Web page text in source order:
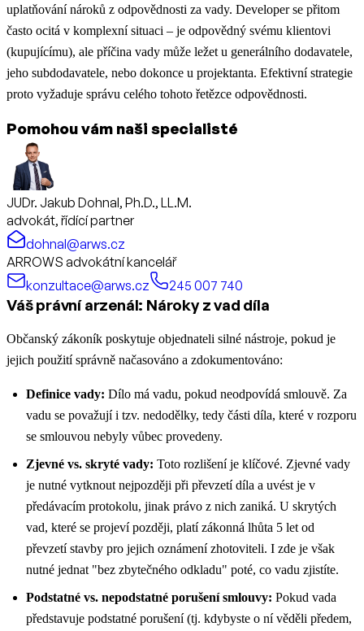
uplatňování nároků z odpovědnosti za vady. Developer se přitom
často ocitá v komplexní situaci – je odpovědný svému klientovi
(kupujícímu), ale příčina vady může ležet u generálního dodavatele,
jeho subdodavatele, nebo dokonce u projektanta. Efektivní strategie
proto vyžaduje správu celého tohoto řetězce odpovědnosti.
Pomohou vám naši specialisté
JUDr. Jakub Dohnal, Ph.D., LL.M.
advokát, řídící partner
dohnal@arws.cz
ARROWS advokátní kancelář
konzultace@arws.cz
245 007 740
Váš právní arzenál: Nároky z vad díla
Občanský zákoník poskytuje objednateli silné nástroje, pokud je
jejich použití správně načasováno a zdokumentováno:
Definice vady: Dílo má vadu, pokud neodpovídá smlouvě. Za
vadu se považují i tzv. nedodělky, tedy části díla, které v rozporu
se smlouvou nebyly vůbec provedeny.
Zjevné vs. skryté vady: Toto rozlišení je klíčové. Zjevné vady
je nutné vytknout nejpozději při převzetí díla a uvést je v
předávacím protokolu, jinak právo z nich zaniká. U skrytých
vad, které se projeví později, platí zákonná lhůta 5 let od
převzetí stavby pro jejich oznámení zhotoviteli. I zde je však
nutné jednat "bez zbytečného odkladu" poté, co vadu zjistíte.
Podstatné vs. nepodstatné porušení smlouvy: Pokud vada
představuje podstatné porušení (tj. kdybyste o ní věděli předem,